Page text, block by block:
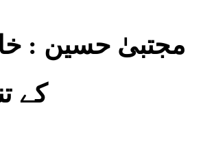
مجتبیٰ حسین :
کے